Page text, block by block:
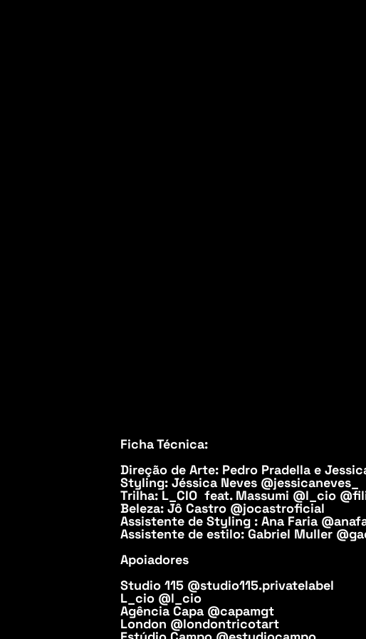
Ficha Técnica:
Direção de Arte: Pedro Pradella e
Styling: Jéssica Neves @jessicaneves_
Trilha: L_CIO feat. Massumi @l_cio
Beleza: Jô Castro @jocastroficial
Assistente de Styling : Ana Faria
Assistente de estilo: Gabriel Muller
Apoiadores
Studio 115 @studio115.privatelabel
L_cio @l_cio
Agência Capa @capamgt
London @londontricotart